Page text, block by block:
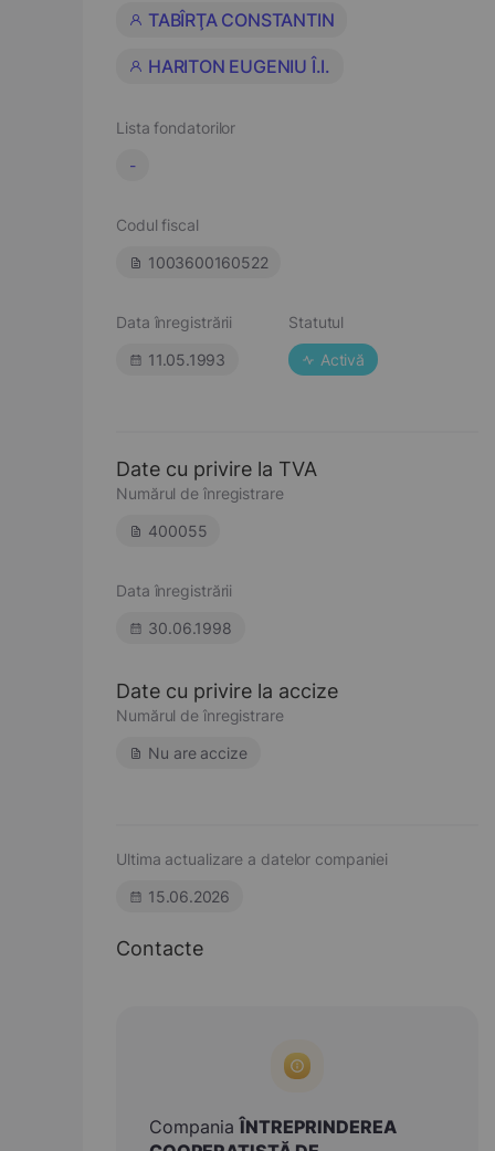
TABÎRŢA CONSTANTIN
HARITON EUGENIU Î.I.
Lista fondatorilor
-
Codul fiscal
1003600160522
Data înregistrării
11.05.1993
Statutul
Activă
Date cu privire la TVA
Numărul de înregistrare
400055
Data înregistrării
30.06.1998
Date cu privire la accize
Numărul de înregistrare
Nu are accize
Ultima actualizare a datelor companiei
15.06.2026
Contacte
CompaniaÎNTREPRINDEREA